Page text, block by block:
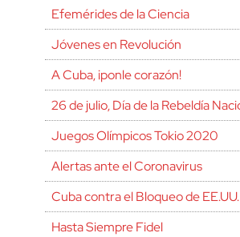
Efemérides de la Ciencia
Jóvenes en Revolución
A Cuba, ¡ponle corazón!
26 de julio, Día de la Rebeldía
Juegos Olímpicos Tokio 2020
Alertas ante el Coronavirus
Cuba contra el Bloqueo de EE.UU.
Hasta Siempre Fidel